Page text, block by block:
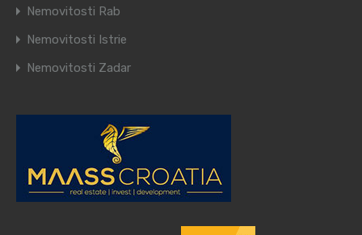
Nemovitosti Rab
Nemovitosti Istrie
Nemovitosti Zadar